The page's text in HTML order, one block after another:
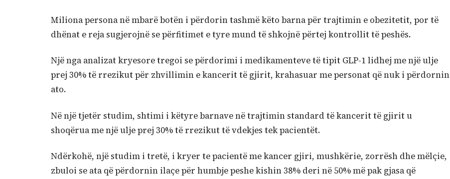
Miliona persona në mbarë botën i përdorin tashmë këto barna për trajtimin e obezitetit, por të
dhënat e reja sugjerojnë se përfitimet e tyre mund të shkojnë përtej kontrollit të peshës.
Një nga analizat kryesore tregoi se përdorimi i medikamenteve të tipit GLP-1 lidhej me një ulje
prej 30% të rrezikut për zhvillimin e kancerit të gjirit, krahasuar me personat që nuk i përdornin
ato.
Në një tjetër studim, shtimi i këtyre barnave në trajtimin standard të kancerit të gjirit u
shoqërua me një ulje prej 30% të rrezikut të vdekjes tek pacientët.
Ndërkohë, një studim i tretë, i kryer te pacientë me kancer gjiri, mushkërie, zorrësh dhe mëlçie,
zbuloi se ata që përdornin ilaçe për humbje peshe kishin 38% deri në 50% më pak gjasa që